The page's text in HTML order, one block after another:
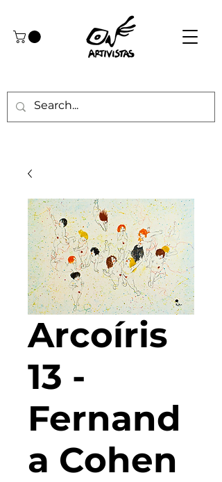
Arcoíris
13 -
Fernand
a Cohen